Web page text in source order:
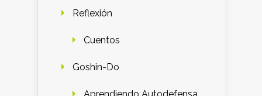
Reflexión
Cuentos
Goshin-Do